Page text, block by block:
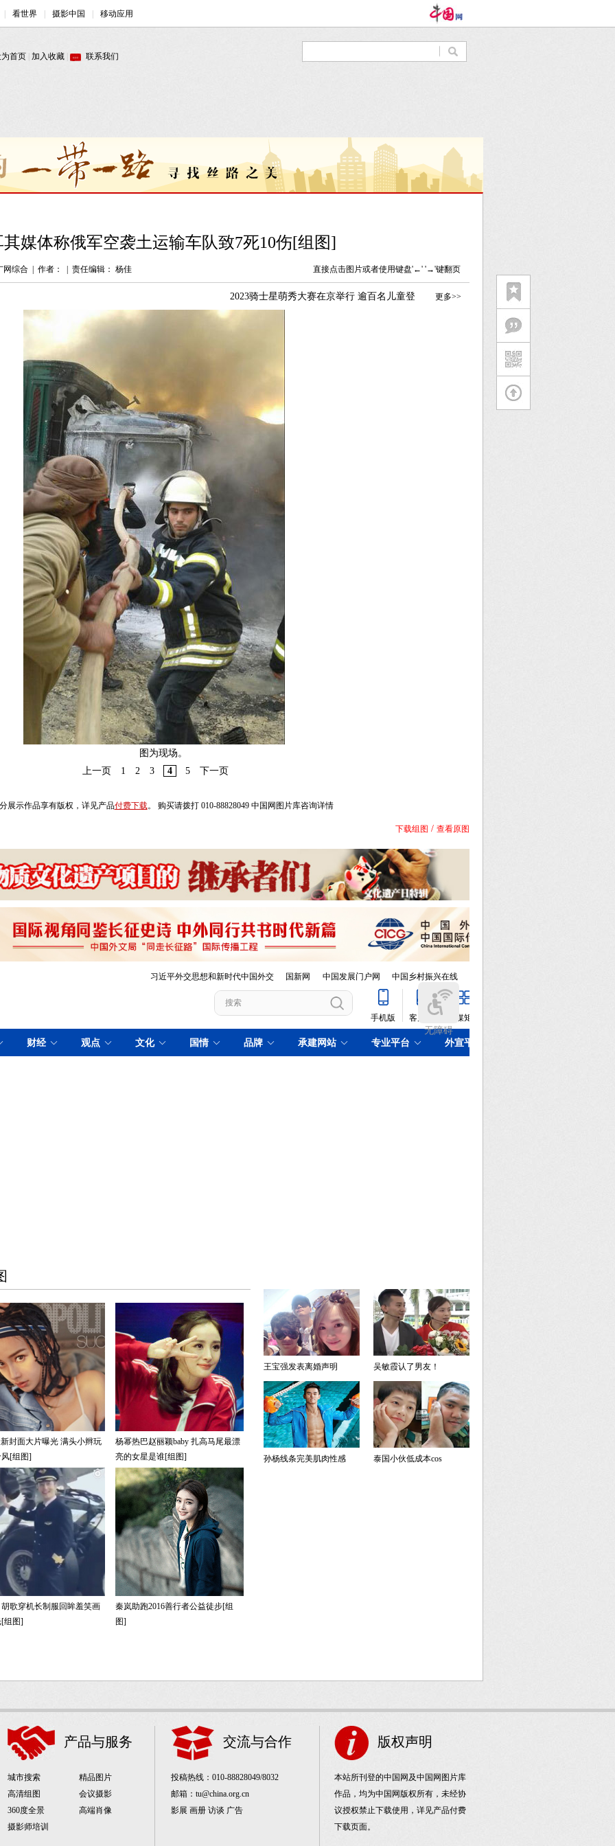
其媒体称俄军空袭土运输车队致7死10伤[组图]
网综合 作者： 责任编辑： 杨佳 直接点击图片或者使用键盘'←' '→'键翻页
图为现场。
上一页
1 2 3 4 5 下一页
展示作品享有版权，详见产品付费下载。 购买请拨打 010-88828049 中国网图片库咨询详情
下载组图 / 查看原图